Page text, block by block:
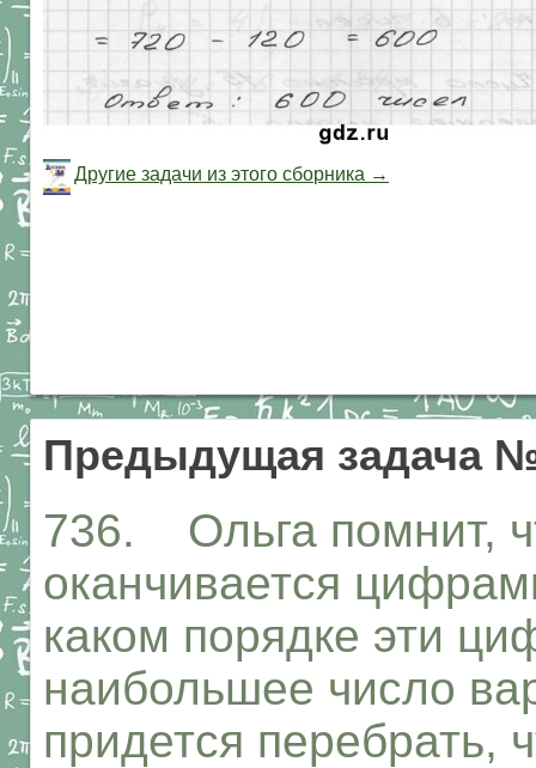
Другие задачи из этого сборника →
Предыдущая задача
736. Ольга помнит,
оканчивается
каком порядке эти
наибольшее число
придется перебрать,